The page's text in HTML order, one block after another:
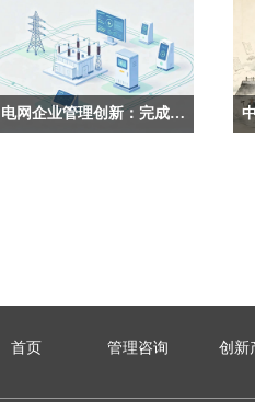
电网企业管理创新：完成认知升级，从“罗列工作”走向“建构体系”
造成显性成果，让每一次扎实的
发展的硬核支撑。
首页 管理咨询 创新